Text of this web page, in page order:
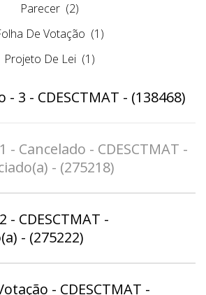
Parecer (2)
De Votação (1)
Projeto De Lei (1)
- 3 - CDESCTMAT - (138468)
- Cancelado - CDESCTMAT -
- (275218)
- CDESCTMAT -
- (275222)
- CDESCTMAT -